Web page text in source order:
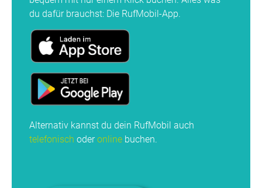
du dafür brauchst: Die RufMobil-App.
Alternativ kannst du dein RufMobil auch
telefonisch oderonline buchen.